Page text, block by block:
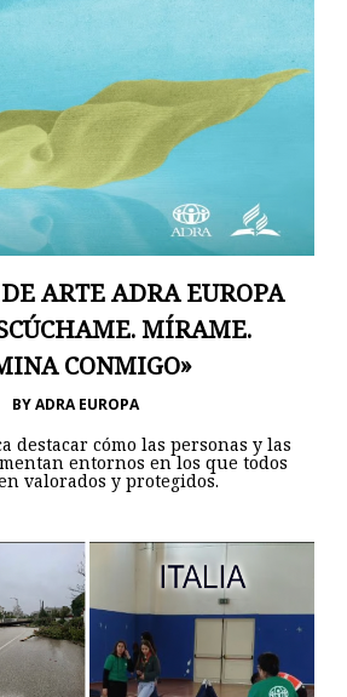
DE ARTE ADRA EUROPA
MÍRAME.
CONMIGO»
BY ADRA EUROPA
destacar cómo las personas y las
entornos en los que todos
valorados y protegidos.